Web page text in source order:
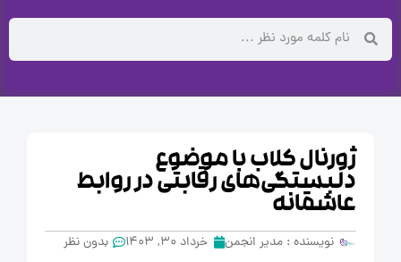
ژورنال کلاب با موضوع
دلبستگی‌های رقابتی در روابط
عاشقانه
نویسنده :مدیر انجمن خرداد 30, 1403 بدون نظر